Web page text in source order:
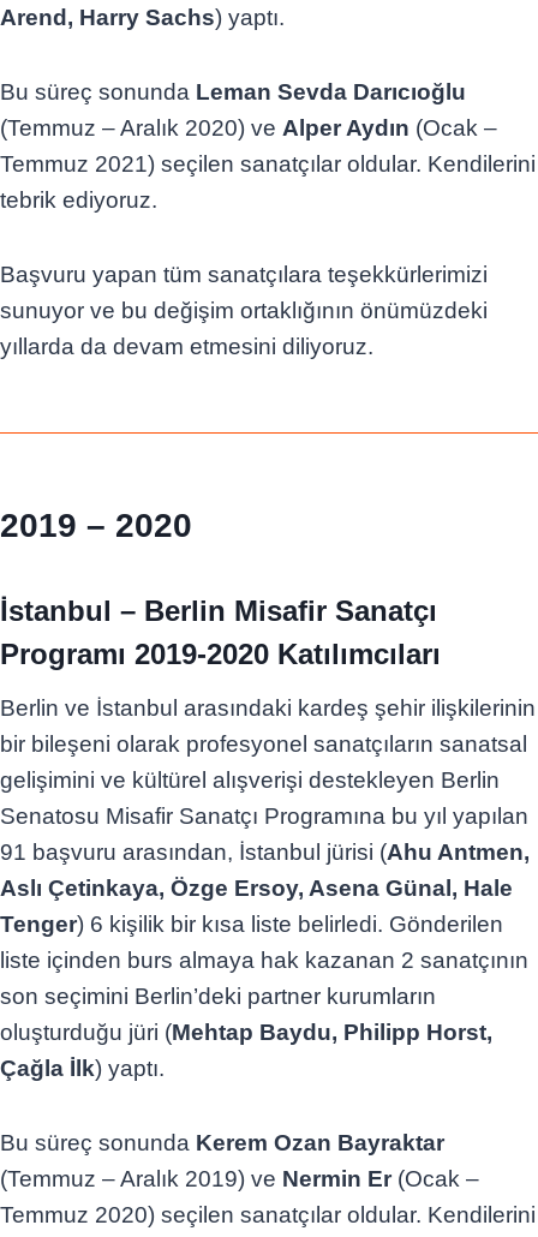
Arend, Harry Sachs) yaptı.
Bu süreç sonunda Leman Sevda Darıcıoğlu
(Temmuz – Aralık 2020) ve Alper Aydın (Ocak –
Temmuz 2021) seçilen sanatçılar oldular. Kendilerini
tebrik ediyoruz.
Başvuru yapan tüm sanatçılara teşekkürlerimizi
sunuyor ve bu değişim ortaklığının önümüzdeki
yıllarda da devam etmesini diliyoruz.
2019 – 2020
İstanbul – Berlin Misafir Sanatçı
Programı 2019-2020 Katılımcıları
Berlin ve İstanbul arasındaki kardeş şehir ilişkilerinin
bir bileşeni olarak profesyonel sanatçıların sanatsal
gelişimini ve kültürel alışverişi destekleyen Berlin
Senatosu Misafir Sanatçı Programına bu yıl yapılan
91 başvuru arasından, İstanbul jürisi (Ahu Antmen,
Aslı Çetinkaya, Özge Ersoy, Asena Günal, Hale
Tenger) 6 kişilik bir kısa liste belirledi. Gönderilen
liste içinden burs almaya hak kazanan 2 sanatçının
son seçimini Berlin’deki partner kurumların
oluşturduğu jüri (Mehtap Baydu, Philipp Horst,
Çağla İlk) yaptı.
Bu süreç sonunda Kerem Ozan Bayraktar
(Temmuz – Aralık 2019) ve Nermin Er (Ocak –
Temmuz 2020) seçilen sanatçılar oldular. Kendilerini